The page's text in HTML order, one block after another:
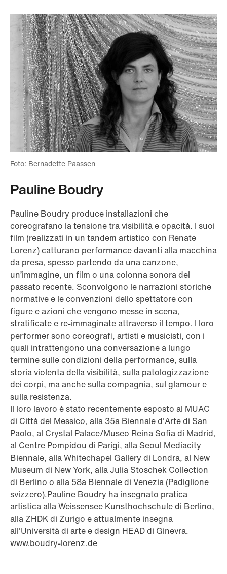
Foto: Bernadette Paassen
Pauline Boudry
Pauline Boudry produce installazioni che
coreografano la tensione tra visibilità e opacità. I suoi
film (realizzati in un tandem artistico con Renate
Lorenz) catturano performance davanti alla macchina
da presa, spesso partendo da una canzone,
un’immagine, un film o una colonna sonora del
passato recente. Sconvolgono le narrazioni storiche
normative e le convenzioni dello spettatore con
figure e azioni che vengono messe in scena,
stratificate e re-immaginate attraverso il tempo. I loro
performer sono coreografi, artisti e musicisti, con i
quali intrattengono una conversazione a lungo
termine sulle condizioni della performance, sulla
storia violenta della visibilità, sulla patologizzazione
dei corpi, ma anche sulla compagnia, sul glamour e
sulla resistenza.
Il loro lavoro è stato recentemente esposto al MUAC
di Città del Messico, alla 35a Biennale d'Arte di San
Paolo, al Crystal Palace/Museo Reina Sofia di Madrid,
al Centre Pompidou di Parigi, alla Seoul Mediacity
Biennale, alla Whitechapel Gallery di Londra, al New
Museum di New York, alla Julia Stoschek Collection
di Berlino o alla 58a Biennale di Venezia (Padiglione
svizzero).Pauline Boudry ha insegnato pratica
artistica alla Weissensee Kunsthochschule di Berlino,
alla ZHDK di Zurigo e attualmente insegna
all'Università di arte e design HEAD di Ginevra.
www.boudry-lorenz.de